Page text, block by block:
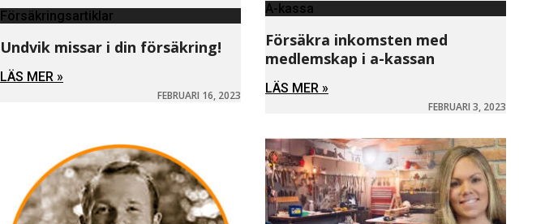
Försäkringsartiklar
Undvik missar i din försäkring!
LÄS MER »
FEBRUARI 16, 2023
A-kassa
Försäkra inkomsten med
medlemskap i a-kassan
LÄS MER »
FEBRUARI 3, 2023